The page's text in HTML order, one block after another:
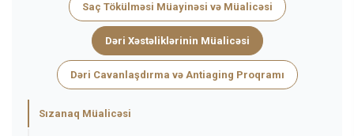
Saç Tökülməsi Müayinəsi və Müalicəsi
Dəri Xəstəliklərinin Müalicəsi
Dəri Cavanlaşdırma və Antiaging Proqramı
Sızanaq Müalicəsi